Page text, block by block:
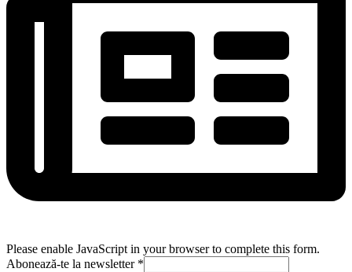
Please enable JavaScript in your browser to complete this form.
Abonează-te la newsletter *